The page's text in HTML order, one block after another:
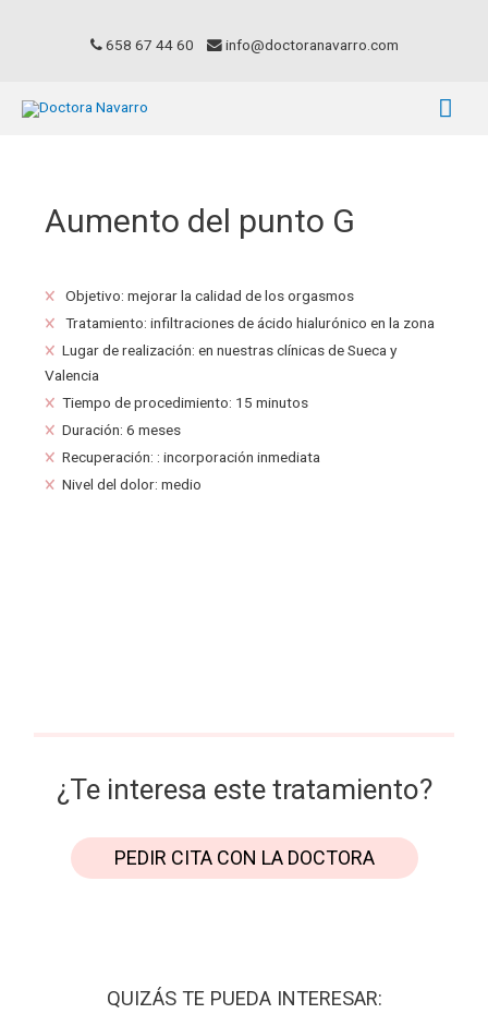
658 67 44 60 info@doctoranavarro.com
Aumento del punto G
x Objetivo: mejorar la calidad de los orgasmos
x Tratamiento: infiltraciones de ácido hialurónico en la zona
x Lugar de realización: en nuestras clínicas de Sueca y
Valencia
xTiempo de procedimiento: 15 minutos
xDuración: 6 meses
xRecuperación: : incorporación inmediata
xNivel del dolor: medio
¿Te interesa este tratamiento?
PEDIR CITA CON LA DOCTORA
QUIZÁS TE PUEDA INTERESAR: